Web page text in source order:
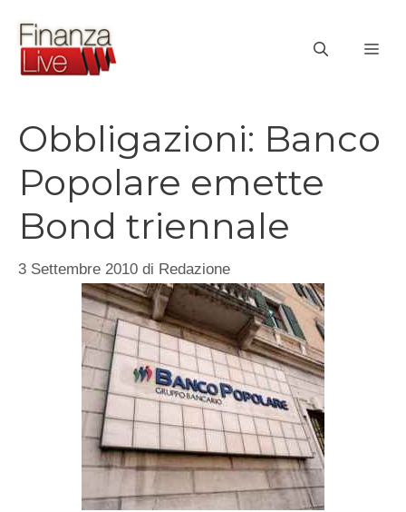
contenuto
Obbligazioni: Banco
Popolare emette
Bond triennale
3 Settembre 2010 di Redazione